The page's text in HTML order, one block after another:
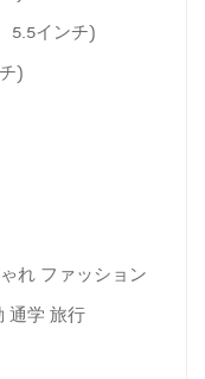
5.5インチ)
)
れ ファッション
通学 旅行